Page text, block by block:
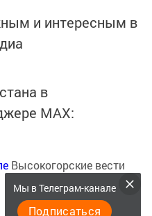
и интересным в
в
MАХ:
Высокогорские вести
Мы в Телеграм-канале
Подписаться